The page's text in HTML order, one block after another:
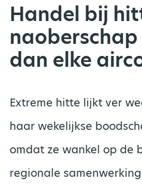
Handel bij
dan elke
Extreme hitte lijkt ver
haar wekelijkse
omdat ze wankel op de
regionale